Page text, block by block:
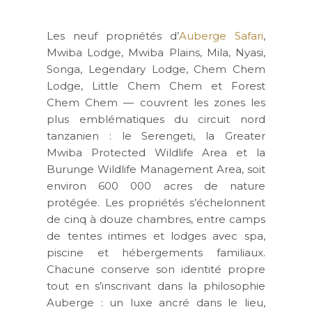
Les neuf propriétés d’Auberge Safari,
Mwiba Lodge, Mwiba Plains, Mila, Nyasi,
Songa, Legendary Lodge, Chem Chem
Lodge, Little Chem Chem et Forest
Chem Chem — couvrent les zones les
plus emblématiques du circuit nord
tanzanien : le Serengeti, la Greater
Mwiba Protected Wildlife Area et la
Burunge Wildlife Management Area, soit
environ 600 000 acres de nature
protégée. Les propriétés s’échelonnent
de cinq à douze chambres, entre camps
de tentes intimes et lodges avec spa,
piscine et hébergements familiaux.
Chacune conserve son identité propre
tout en s’inscrivant dans la philosophie
Auberge : un luxe ancré dans le lieu,